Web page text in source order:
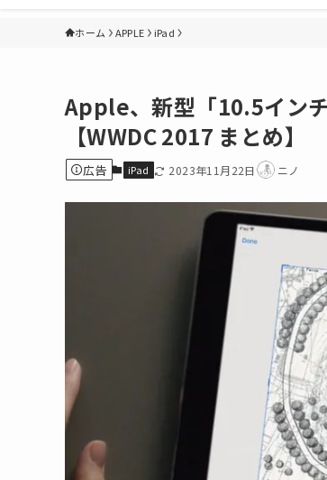
ホーム APPLE iPad
Apple、新型「10.5イン
【WWDC 2017 まとめ】
広告 iPad 2023年11月22日 ニノ